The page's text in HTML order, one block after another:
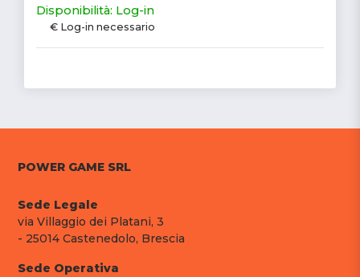
Disponibilità: Log-in
€ Log-in necessario
POWER GAME SRL
Sede Legale
via Villaggio dei Platani, 3
- 25014 Castenedolo, Brescia
Sede Operativa